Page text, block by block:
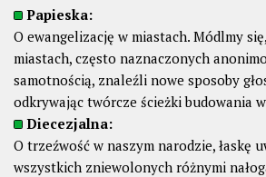
Papieska:
O ewangelizację w miastach. Módlmy
miastach, często naznaczonych
samotnością, znaleźli nowe sposoby
odkrywając twórcze ścieżki budowania
Diecezjalna:
O trzeźwość w naszym narodzie, łaskę
wszystkich zniewolonych różnymi